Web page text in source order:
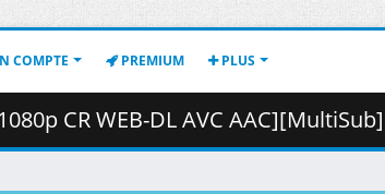
COMPTE PREMIUM PLUS
DL AVC